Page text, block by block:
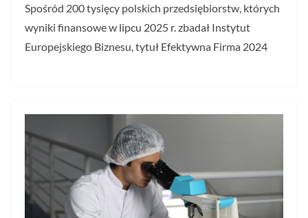
Spośród 200 tysięcy polskich przedsiębiorstw, których
wyniki finansowe w lipcu 2025 r. zbadał Instytut
Europejskiego Biznesu, tytuł Efektywna Firma 2024